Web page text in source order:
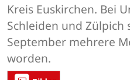
Kreis Euskirchen. Bei
Schleiden und Zülpich
September mehrere
worden.